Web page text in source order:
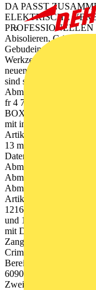
DA PASST
ELEKTRISCHE
Abisolieren, Crimpen
Gebudeinstallation und
Werkzeuge, auf die sie
neuen WAGO
sind sowohl funktional
Abmanteln
fr 4 70 mm / 0.16 2.75
BOXX Mini 206-1403
mit intelligentem
Artikelnummer
13 mm 206-1441 206-
Abmantelzange fr
Abmantelzange; fr
Abmantelzange; fr
Artikelnummer
1216 Crimp-Zange
und 16 mm 206-1125
mit Drahtschneider
Zange Variocrimp 4;
Crimp-Bereich 10 mm,
Bereich 35 mm und 50
60900:2018
Zweikomponentengriff